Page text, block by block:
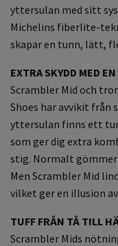
yttersulan med sitt
Michelins fiberlite-
skapar en tunn, lätt,
EXTRA SKYDD MED
Scrambler Mid och
Shoes har avvikit från
yttersulan finns ett
som ger dig extra
stig. Normalt gömmer
Men Scrambler Mid
vilket ger en illusion
TUFF FRÅN TÅ TILL
Scrambler Mids